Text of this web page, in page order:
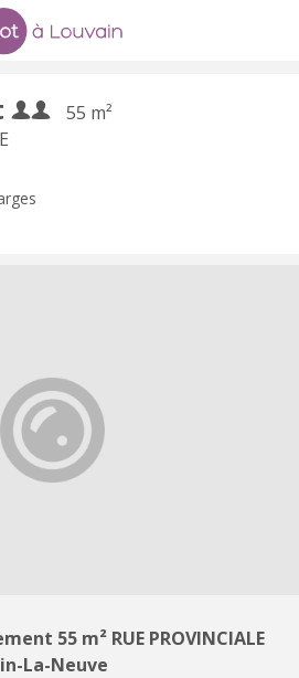
55 m²
55 m² RUE PROVINCIALE
La-Neuve